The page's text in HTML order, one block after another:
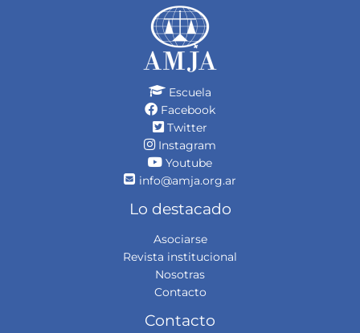
Escuela
Facebook
Twitter
Instagram
Youtube
info@amja.org.ar
Lo destacado
Asociarse
Revista institucional
Nosotras
Contacto
Contacto